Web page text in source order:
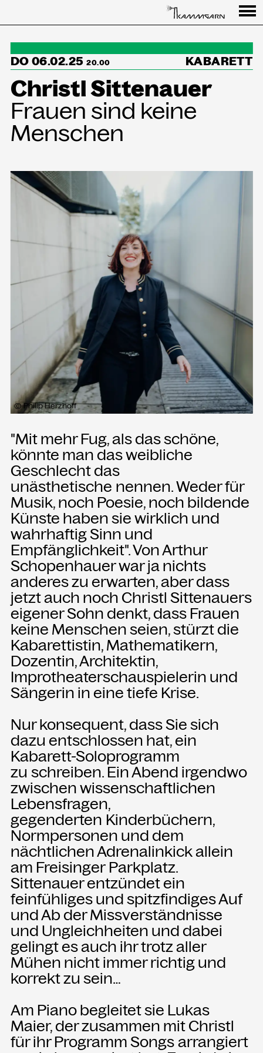
Programm
↳Summer Sessions
Besuch
Ausstellungen
Haus
Partner
Aktuelles
Presse
Merch
Rückschau
KONTAKT
Kammgarn Kulturwerkstatt
Spinnereistraße 10
6971 Hard am Bodensee
Büro Öffnungszeiten:
Mo-Fr von 9-12
+43 5574 82731
office@kammgarn.at
NEWSLETTER
Einmal wöchentlich informieren wir
über aktuelle Events in der
Kammgarn. Jetzt anmelden und
nichts mehr verpassen.
ANMELDEN
DO 06.02.25 20.00 KABARETT
Christl Sittenauer
Frauen sind keine
Menschen
© Philip Herzhoff
"Mit mehr Fug, als das schöne,
könnte man das weibliche
Geschlecht das
unästhetische nennen. Weder für
Musik, noch Poesie, noch bildende
Künste haben sie wirklich und
wahrhaftig Sinn und
Empfänglichkeit". Von Arthur
Schopenhauer war ja nichts
anderes zu erwarten, aber dass
jetzt auch noch Christl Sittenauers
eigener Sohn denkt, dass Frauen
keine Menschen seien, stürzt die
Kabarettistin, Mathematikern,
Dozentin, Architektin,
Improtheaterschauspielerin und
Sängerin in eine tiefe Krise.
Nur konsequent, dass Sie sich
dazu entschlossen hat, ein
Kabarett-Soloprogramm
zu schreiben. Ein Abend irgendwo
zwischen wissenschaftlichen
Lebensfragen,
gegenderten Kinderbüchern,
Normpersonen und dem
nächtlichen Adrenalinkick allein
am Freisinger Parkplatz.
Sittenauer entzündet ein
feinfühliges und spitzfindiges Auf
und Ab der Missverständnisse
und Ungleichheiten und dabei
gelingt es auch ihr trotz aller
Mühen nicht immer richtig und
korrekt zu sein…
Am Piano begleitet sie Lukas
Maier, der zusammen mit Christl
für ihr Programm Songs arrangiert